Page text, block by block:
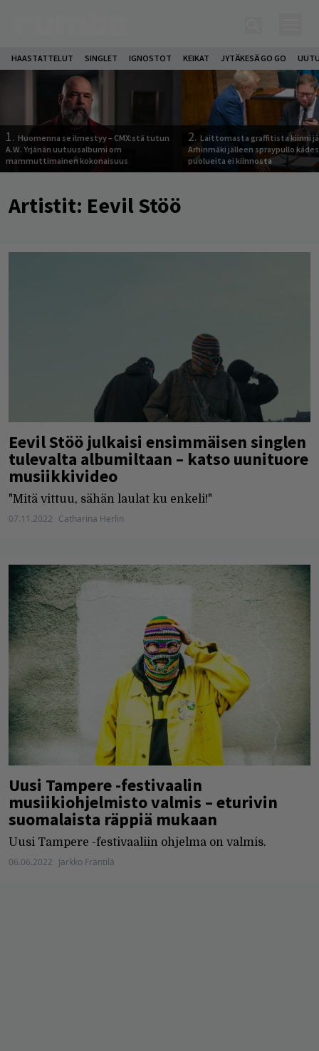
HAASTATTELUT SINGLET IGNOSTOT KEIKAT JYTÄKESÄ GO GO
1. Huomenna se ilmestyy – CMX:stä tutun
A.W. Yrjänän uutuusalbumi om
mammuttimainen kokonaisuus
2. Laittomasta graffitista kiinni
Arhinmäki jälleen spraypullo
puolueita ei kiinnosta
Artistit: Eevil Stöö
Eevil Stöö julkaisi ensimmäisen singlen
tulevalta albumiltaan – katso uunituore
musiikkivideo
"Mitä vittuu, sähän laulat ku enkeli!"
07.11.2022 Catharina Herlin
Uusi Tampere -festivaalin
musiikiohjelmisto valmis – eturivin
suomalaista räppiä mukaan
Uusi Tampere -festivaaliin ohjelma on valmis.
06.06.2022 Jarkko Fräntilä